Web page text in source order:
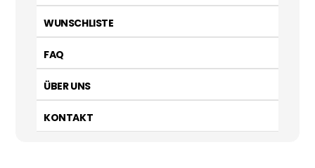
WUNSCHLISTE
FAQ
ÜBER UNS
KONTAKT